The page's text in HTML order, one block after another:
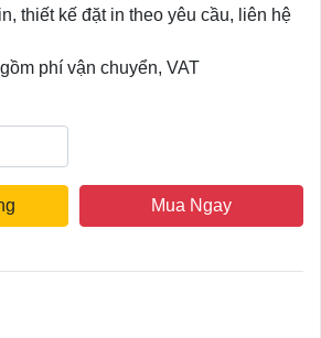
thiết kế đặt in theo yêu cầu, liên hệ
phí vận chuyển, VAT
Mua Ngay